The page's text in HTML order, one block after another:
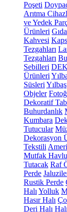
Poşeti
Arıtma
ve Yedek
Ürünleri
Kahvesi
Tezgahları
Tezgahları
Sebilleri
Ürünleri
Süsleri
Objeler
Dekoratif
Buhurdanlık
Kumbara
Tutucular
Dekorasyon
Tekstili
Mutfak
Tutacak Raf
Perde
Rustik Perde
Halı Yolluk
Hasır Halı
Deri Halı